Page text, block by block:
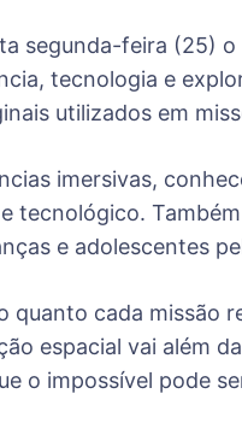
segunda-feira (25)
tecnologia e
utilizados em
imersivas,
tecnológico.
e adolescentes
quanto cada
espacial vai além
o impossível pode